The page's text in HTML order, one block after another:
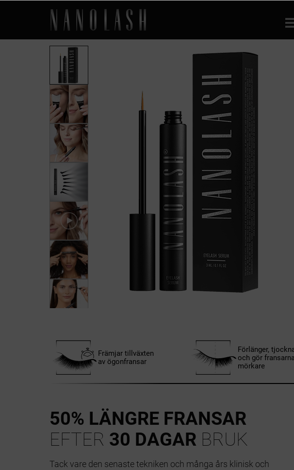
Främjar tillväxten
av ögonfransar
Förlänger,
och gör fransarna
mörkare
50% LÄNGRE FRANSAR
EFTER 30 DAGAR BRUK
Tack vare den senaste tekniken och många års klinisk och